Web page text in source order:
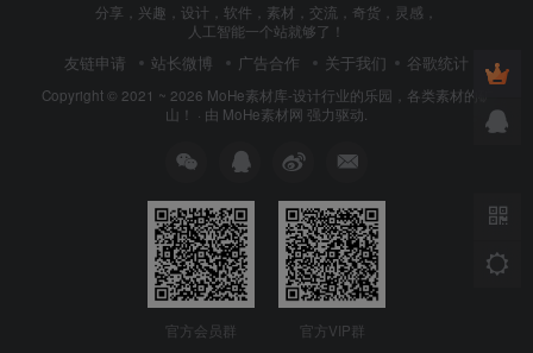
分享，兴趣，设计，软件，素材，交流，奇货，灵感，
人工智能一个站就够了！
友链申请 站长微博 广告合作 关于我们 谷歌统计
Copyright © 2021 ~ 2026 MoHe素材库-设计行业的乐园，各类素材的矿
山！ · 由 MoHe素材网 强力驱动.
官方会员群 官方VIP群